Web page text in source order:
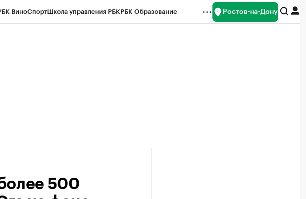
ВиноСпортШкола управления РБКРБК Образование Ростов-на-Дону
500